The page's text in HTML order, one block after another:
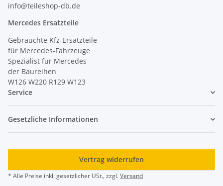
info@teileshop-db.de
Mercedes Ersatzteile
Gebrauchte Kfz-Ersatzteile
für Mercedes-Fahrzeuge
Spezialist für Mercedes
der Baureihen
W126 W220 R129 W123
Service
Gesetzliche Informationen
Vertrag widerrufen
* Alle Preise inkl. gesetzlicher USt., zzgl.Versand